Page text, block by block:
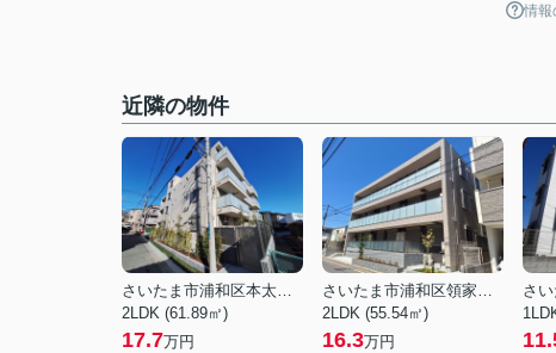
情報
近隣の物件
さいたま市浦和区本太１丁目
2LDK (61.89㎡)
17.7万円
さいたま市浦和区領家７丁目
2LDK (55.54㎡)
16.3万円